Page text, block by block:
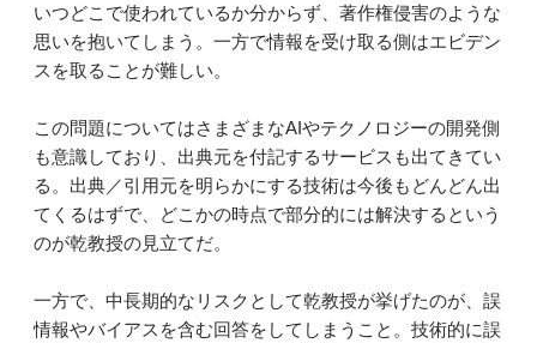
いつどこで使われているか分からず、著作権侵害のような
思いを抱いてしまう。一方で情報を受け取る側はエビデン
スを取ることが難しい。
この問題についてはさまざまなAIやテクノロジーの開発側
も意識しており、出典元を付記するサービスも出てきてい
る。出典／引用元を明らかにする技術は今後もどんどん出
てくるはずで、どこかの時点で部分的には解決するという
のが乾教授の見立てだ。
一方で、中長期的なリスクとして乾教授が挙げたのが、誤
情報やバイアスを含む回答をしてしまうこと。技術的に誤